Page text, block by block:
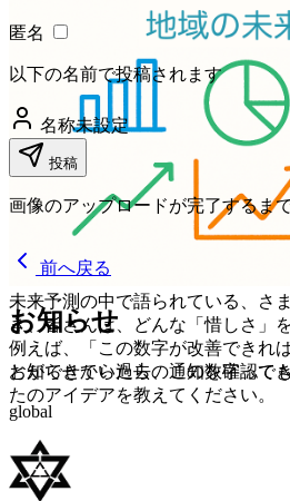
未来予測の中で語られている、さ
き、皆さんは、どんな「惜しさ」
例えば、「この数字が改善できれ
とができていたら、この数字って
たのアイデアを教えてください。
匿名
以下の名前で投稿されます
名称未設定
投稿
画像のアップロードが完了するま
前へ戻る
お知らせ
お知らせから過去の通知を確認で
global